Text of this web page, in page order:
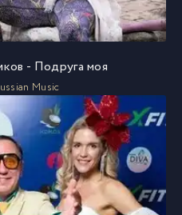
- Подруга моя
Music